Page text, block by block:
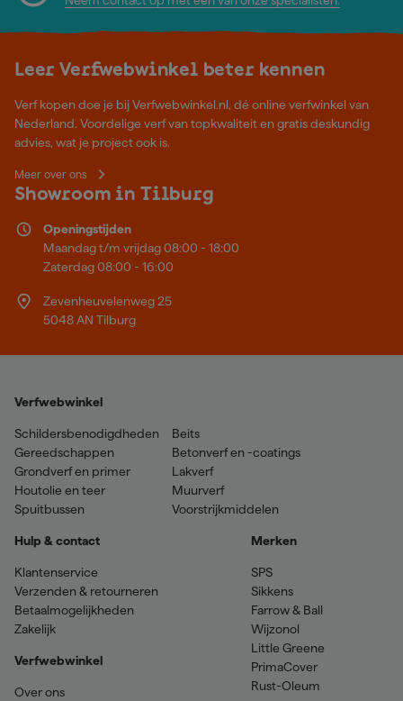
Leer Verfwebwinkel beter kennen
Verf kopen doe je bij Verfwebwinkel.nl, dé online verfwinkel van
Nederland. Voordelige verf van topkwaliteit en gratis deskundig
advies, wat je project ook is.
Meer over ons
Showroom in Tilburg
Openingstijden
Maandag t/m vrijdag 08:00 - 18:00
Zaterdag 08:00 - 16:00
Zevenheuvelenweg 25
5048 AN Tilburg
Verfwebwinkel
Schildersbenodigdheden
Gereedschappen
Grondverf en primer
Houtolie en teer
Spuitbussen
Beits
Betonverf en -coatings
Lakverf
Muurverf
Voorstrijkmiddelen
Hulp & contact
Klantenservice
Verzenden & retourneren
Betaalmogelijkheden
Zakelijk
Verfwebwinkel
Over ons
Merken
SPS
Sikkens
Farrow & Ball
Wijzonol
Little Greene
PrimaCover
Rust-Oleum